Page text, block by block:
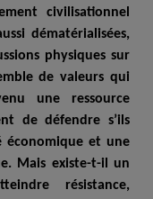
civilisationnel
dématérialisées,
physiques sur
de valeurs qui
une ressource
de défendre s’ils
économique et une
Mais existe-t-il un
résistance,